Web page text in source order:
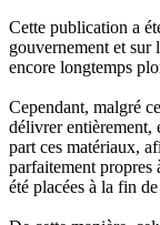
Cette publication a
gouvernement et sur
encore longtemps
Cependant, malgré
délivrer entièrement,
part ces matériaux,
parfaitement propres
été placées à la fin